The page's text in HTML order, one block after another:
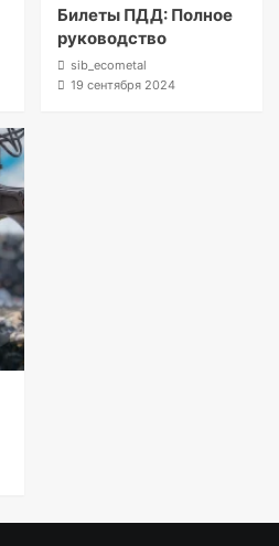
Билеты ПДД: Полное
руководство
sib_ecometal
19 сентября 2024